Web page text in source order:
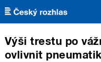
Přejít k hlavnímu obsahu
Výši trestu po
ovlivnit